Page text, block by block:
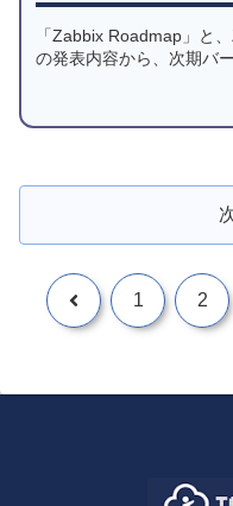
「Zabbix Roadmap」と
の発表内容から、次期バ
1 2